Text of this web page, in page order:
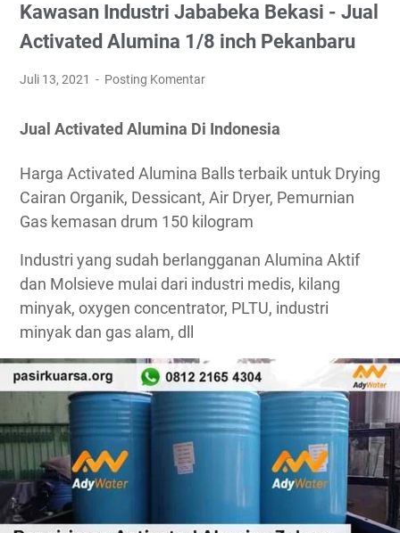
Kawasan Industri Jababeka Bekasi - Jual
Activated Alumina 1/8 inch Pekanbaru
Juli 13, 2021 Posting Komentar
Jual Activated Alumina Di Indonesia
Harga Activated Alumina Balls terbaik untuk Drying
Cairan Organik, Dessicant, Air Dryer, Pemurnian
Gas kemasan drum 150 kilogram
Industri yang sudah berlangganan Alumina Aktif
dan Molsieve mulai dari industri medis, kilang
minyak, oxygen concentrator, PLTU, industri
minyak dan gas alam, dll